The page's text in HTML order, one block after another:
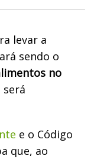
levar a
sendo o
no
será
e o Código
que, ao